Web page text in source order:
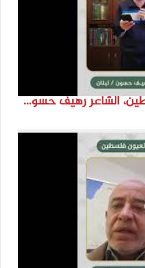
انتماء2021: قصائد لعيون فلسطين، الشاعر رهيف حسون، لبنان